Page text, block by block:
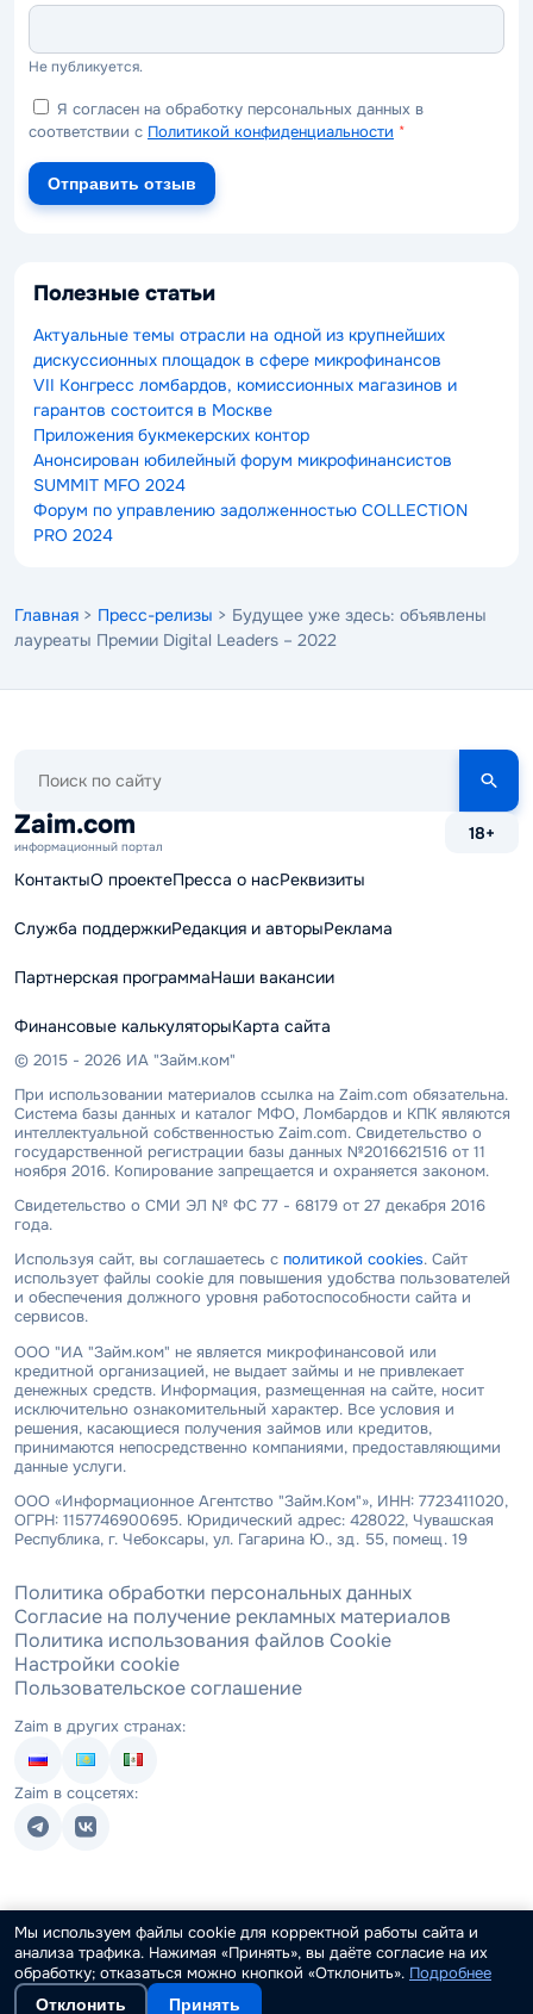
Не публикуется.
Я согласен на обработку персональных данных в
соответствии с Политикой конфиденциальности *
Отправить отзыв
Полезные статьи
Актуальные темы отрасли на одной из крупнейших
дискуссионных площадок в сфере микрофинансов
VII Конгресс ломбардов, комиссионных магазинов и
гарантов состоится в Москве
Приложения букмекерских контор
Анонсирован юбилейный форум микрофинансистов
SUMMIT MFO 2024
Форум по управлению задолженностью COLLECTION
PRO 2024
Главная > Пресс-релизы > Будущее уже здесь: объявлены
лауреаты Премии Digital Leaders – 2022
сайту
Zaim.com
информационный портал
18+
КонтактыО проектеПресса о насРеквизиты
Служба поддержкиРедакция и авторыРеклама
Партнерская программаНаши вакансии
Финансовые калькуляторыКарта сайта
© 2015 - 2026 ИА "Займ.ком"
При использовании материалов ссылка на Zaim.com обязательна.
Система базы данных и каталог МФО, Ломбардов и КПК являются
интеллектуальной собственностью Zaim.com. Свидетельство о
государственной регистрации базы данных №2016621516 от 11
ноября 2016. Копирование запрещается и охраняется законом.
Свидетельство о СМИ ЭЛ № ФС 77 - 68179 от 27 декабря 2016
года.
Используя сайт, вы соглашаетесь с политикой cookies. Сайт
использует файлы cookie для повышения удобства пользователей
и обеспечения должного уровня работоспособности сайта и
сервисов.
ООО "ИА "Займ.ком" не является микрофинансовой или
кредитной организацией, не выдает займы и не привлекает
денежных средств. Информация, размещенная на сайте, носит
исключительно ознакомительный характер. Все условия и
решения, касающиеся получения займов или кредитов,
принимаются непосредственно компаниями, предоставляющими
данные услуги.
ООО «Информационное Агентство "Займ.Ком"», ИНН: 7723411020,
ОГРН: 1157746900695. Юридический адрес: 428022, Чувашская
Республика, г. Чебоксары, ул. Гагарина Ю., зд. 55, помещ. 19
Политика обработки персональных данных
Согласие на получение рекламных материалов
Политика использования файлов Cookie
Настройки cookie
Пользовательское соглашение
Zaim в других странах:
Zaim в соцсетях:
Мы используем файлы cookie для корректной работы сайта и
анализа трафика. Нажимая «Принять», вы даёте согласие на их
обработку; отказаться можно кнопкой «Отклонить». Подробнее
Отклонить Принять